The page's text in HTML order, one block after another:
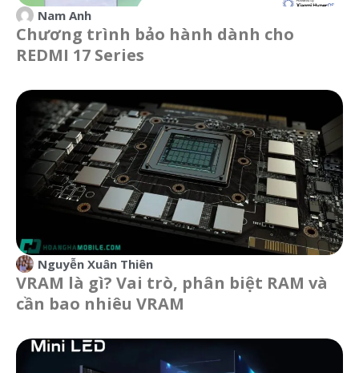
Nam Anh
Chương trình bảo hành dành cho
REDMI 17 Series
Nguyễn Xuân Thiên
VRAM là gì? Vai trò, phân biệt RAM và
cần bao nhiêu VRAM